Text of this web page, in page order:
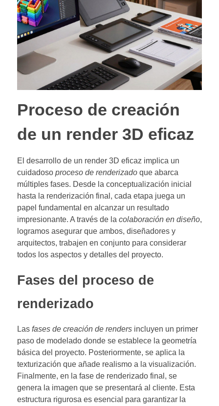
Proceso de creación
de un render 3D eficaz
El desarrollo de un render 3D eficaz implica un
cuidadoso proceso de renderizado que abarca
múltiples fases. Desde la conceptualización inicial
hasta la renderización final, cada etapa juega un
papel fundamental en alcanzar un resultado
impresionante. A través de la colaboración en diseño,
logramos asegurar que ambos, diseñadores y
arquitectos, trabajen en conjunto para considerar
todos los aspectos y detalles del proyecto.
Fases del proceso de
renderizado
Las fases de creación de renders incluyen un primer
paso de modelado donde se establece la geometría
básica del proyecto. Posteriormente, se aplica la
texturización que añade realismo a la visualización.
Finalmente, en la fase de renderizado final, se
genera la imagen que se presentará al cliente. Esta
estructura rigurosa es esencial para garantizar la